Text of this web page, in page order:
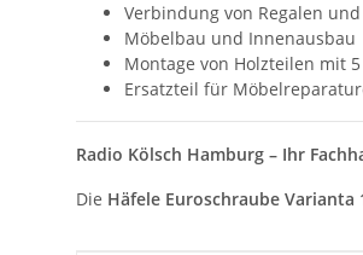
Verbindung von Regalen
Möbelbau und Innenausbau
Montage von Holzteilen mit
Ersatzteil für
Radio Kölsch Hamburg – Ihr
Die Häfele Euroschraube Varianta